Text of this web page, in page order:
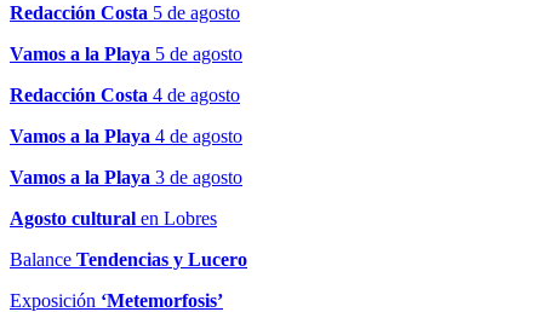
Redacción Costa 5 de agosto
Vamos a la Playa 5 de agosto
Redacción Costa 4 de agosto
Vamos a la Playa 4 de agosto
Vamos a la Playa 3 de agosto
Agosto cultural en Lobres
Balance Tendencias y Lucero
Exposición ‘Metemorfosis’